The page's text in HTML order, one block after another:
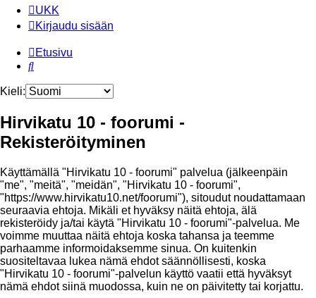
UKK
Kirjaudu sisään
Etusivu
Etsi
Kieli:
Hirvikatu 10 - foorumi -
Rekisteröityminen
Käyttämällä "Hirvikatu 10 - foorumi" palvelua (jälkeenpäin
"me", "meitä", "meidän", "Hirvikatu 10 - foorumi",
"https://www.hirvikatu10.net/foorumi"), sitoudut noudattamaan
seuraavia ehtoja. Mikäli et hyväksy näitä ehtoja, älä
rekisteröidy ja/tai käytä "Hirvikatu 10 - foorumi"-palvelua. Me
voimme muuttaa näitä ehtoja koska tahansa ja teemme
parhaamme informoidaksemme sinua. On kuitenkin
suositeltavaa lukea nämä ehdot säännöllisesti, koska
"Hirvikatu 10 - foorumi"-palvelun käyttö vaatii että hyväksyt
nämä ehdot siinä muodossa, kuin ne on päivitetty tai korjattu.